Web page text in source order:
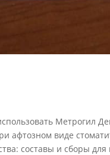
Метрогил
афтозном виде
составы и сборы